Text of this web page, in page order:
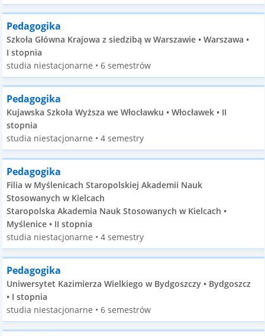
Pedagogika
Szkoła Główna Krajowa z siedzibą w Warszawie • Warszawa •
I stopnia
studia niestacjonarne • 6 semestrów
Pedagogika
Kujawska Szkoła Wyższa we Włocławku • Włocławek • II
stopnia
studia niestacjonarne • 4 semestry
Pedagogika
Filia w Myślenicach Staropolskiej Akademii Nauk
Stosowanych w Kielcach
Staropolska Akademia Nauk Stosowanych w Kielcach •
Myślenice • II stopnia
studia niestacjonarne • 4 semestry
Pedagogika
Uniwersytet Kazimierza Wielkiego w Bydgoszczy • Bydgoszcz
• I stopnia
studia niestacjonarne • 6 semestrów